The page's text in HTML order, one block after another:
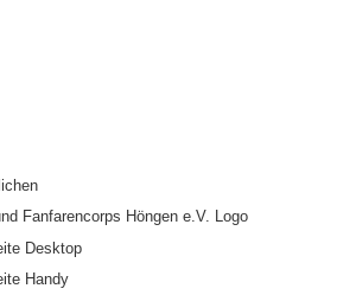
Fanfarencorps Höngen e.V. Logo
Desktop
Handy